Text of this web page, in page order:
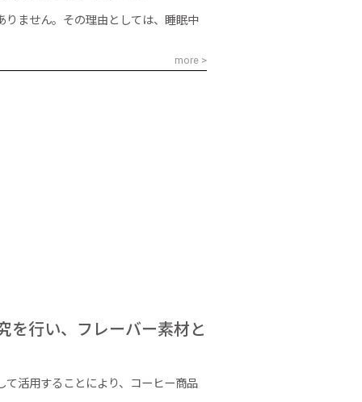
ません。その理由としては、睡眠中
more >
を行い、フレーバー素材と
活用することにより、コーヒー商品